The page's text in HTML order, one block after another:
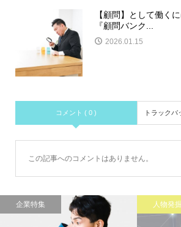
【顧問】として働く
『顧問バンク...
2026.01.15
コメント ( 0 ) トラックバ
この記事へのコメントはありません。
企業特集 人物発掘